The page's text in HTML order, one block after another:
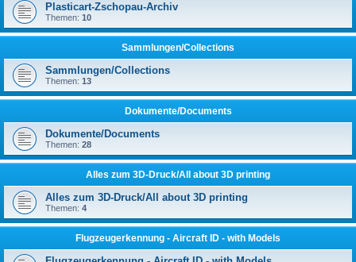
Plasticart-Zschopau-Archiv
Themen: 10
Sammlungen/Collections
Sammlungen/Collections
Themen: 13
Dokumente/Documents
Dokumente/Documents
Themen: 28
Alles zum 3D-Druck/All about 3D printing
Alles zum 3D-Druck/All about 3D printing
Themen: 4
Flugzeugerkennung - Aircraft ID - with Models